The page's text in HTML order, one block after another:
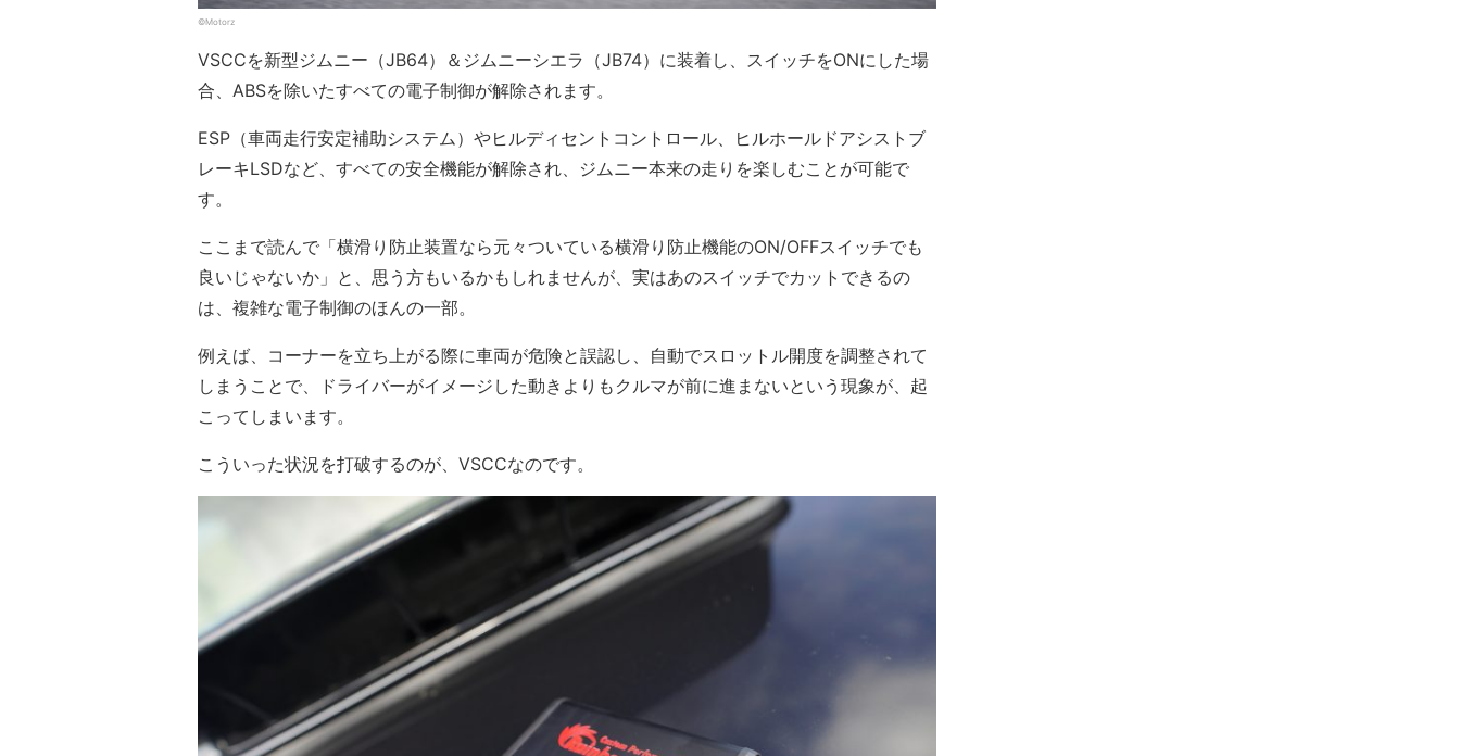
©Motorz
VSCCを新型ジムニー（JB64）＆ジムニーシエラ（JB74）に装着し、スイッチをONにした場
合、ABSを除いたすべての電子制御が解除されます。
ESP（車両走行安定補助システム）やヒルディセントコントロール、ヒルホールドアシストブ
レーキLSDなど、すべての安全機能が解除され、ジムニー本来の走りを楽しむことが可能で
す。
ここまで読んで「横滑り防止装置なら元々ついている横滑り防止機能のON/OFFスイッチでも
良いじゃないか」と、思う方もいるかもしれませんが、実はあのスイッチでカットできるの
は、複雑な電子制御のほんの一部。
例えば、コーナーを立ち上がる際に車両が危険と誤認し、自動でスロットル開度を調整されて
しまうことで、ドライバーがイメージした動きよりもクルマが前に進まないという現象が、起
こってしまいます。
こういった状況を打破するのが、VSCCなのです。